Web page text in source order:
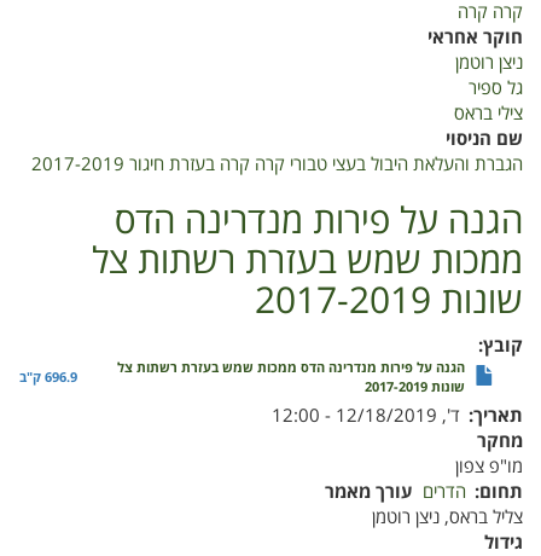
היבול
בעצי
טבורי
קרה
בעזרת
חיגור
2019
קרה קרה
חוקר אחראי
ניצן רוטמן
גל ספיר
צילי בראס
שם הניסוי
הגברת והעלאת היבול בעצי טבורי קרה קרה בעזרת חיגור 2017-2019
הגנה על פירות מנדרינה הדס
ממכות שמש בעזרת רשתות צל
שונות 2017-2019
קובץ
הגנה על פירות מנדרינה הדס ממכות שמש בעזרת רשתות צל
שונות 2017-2019
696.9 ק"ב
תאריך ד', 12/18/2019 - 12:00
מחקר
מו"פ צפון
תחום הדרים עורך מאמר
צליל בראס, ניצן רוטמן
גידול